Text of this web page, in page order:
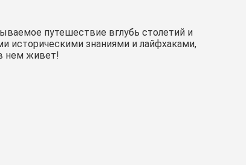
путешествие вглубь столетий и
историческими знаниями и лайфхаками,
нем живет!